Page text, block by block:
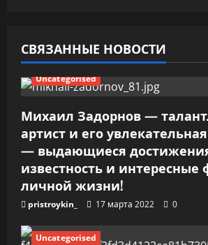
з
а
п
и
с
я
м
СВЯЗАННЫЕ НОВОСТИ
Uncategorised
Михаил Задорнов —
артист и его
— выдающиеся
известность и интересные
личной жизни!
pristroykin_ 17 марта 2022 0
Uncategorised